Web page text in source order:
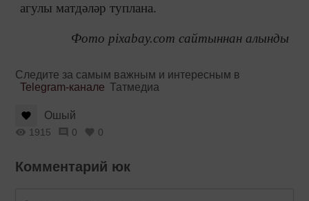
агулы матдәләр туплана.
Фото pixabay.com сайтыннан алынды
Следите за самым важным и интересным в
Telegram-канале Татмедиа
Ошый
1915 0 0
Комментарий юк